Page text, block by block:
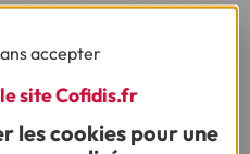
la plomberie, 5 000 € pour
avec le home
accepter
site Cofidis.fr
les cookies pour une